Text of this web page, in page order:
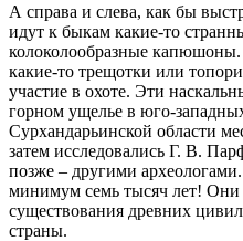
А справа и слева, как бы
идут к быкам какие-то
колоколообразные
какие-то трещотки или
участие в охоте. Эти
горном ущелье в юго-
Сурхандарьинской области
затем исследовались Г. В.
позже – другими
минимум семь тысяч лет! Они
существования древних
страны.